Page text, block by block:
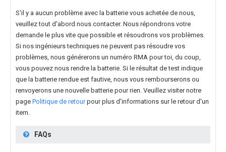
S'il y a aucun problème avec la batterie vous achetée de nous,
veuillez tout d'abord nous contacter. Nous répondrons votre
demande le plus vite que possible et résoudrons vos problèmes.
Si nos ingénieurs techniques ne peuvent pas résoudre vos
problèmes, nous générerons un numéro RMA pour toi, du coup,
vous pouvez nous rendre la batterie. Si le résultat de test indique
que la batterie rendue est fautive, nous vous rembourserons ou
renvoyerons une nouvelle batterie pour rien. Veuillez visiter notre
page Politique de retourpour plus d'informations sur le retour d'un
item.
FAQs